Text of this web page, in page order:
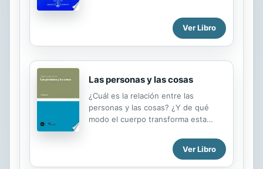
de bondad, de perdón, de paciencia,
de dulzura, de humildad, de
sacrificio, eran situados en primer
ni comprendida ni aplicada
tras siglo gracias a la luz desvelada
en ciertos seres. El amor al prójimo
predicado por Jesús, y que deriva de
hijos e hijas del mismo Padre, ha
permitido que la idea de...
Ver Libro
Las personas y las cosas
¿Cuál es la relación entre las
personas y las cosas? ¿Y de qué
modo el cuerpo transforma esta
nuestra civilización se ha basado en
una distinción estricta entre
personas y cosas, cuyo fundamento
Ver Libro